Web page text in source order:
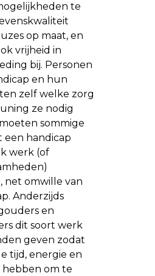
te
op maat, en
vrijheid in
bij. Personen
en hun
zelf welke zorg
ze nodig
sommige
een handicap
werk (of
net omwille van
Anderzijds
en
dit soort werk
geven zodat
tijd, energie en
om te